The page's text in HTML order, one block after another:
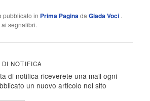
pubblicato in Prima PaginadaGiada Voci .
ai segnalibri.
NOTIFICA
di notifica riceverete una mail ogni
un nuovo articolo nel sito